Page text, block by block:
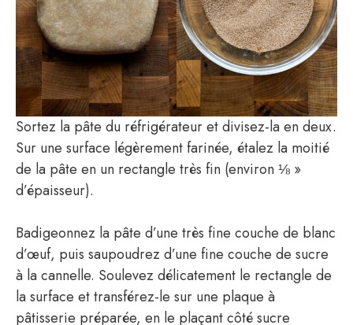
Sortez la pâte du réfrigérateur et divisez-la en deux.
Sur une surface légèrement farinée, étalez la moitié
de la pâte en un rectangle très fin (environ ⅛ »
d’épaisseur).
Badigeonnez la pâte d’une très fine couche de blanc
d’œuf, puis saupoudrez d’une fine couche de sucre
à la cannelle. Soulevez délicatement le rectangle de
la surface et transférez-le sur une plaque à
pâtisserie préparée, en le plaçant côté sucre